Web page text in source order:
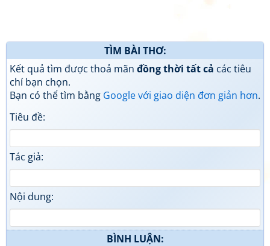
TÌM BÀI THƠ:
Kết quả tìm được thoả mãn đồng thời tất cả các tiêu
chí bạn chọn.
Bạn có thể tìm bằng Google với giao diện đơn giản hơn.
Tiêu đề:
Tác giả:
Nội dung:
BÌNH LUẬN: